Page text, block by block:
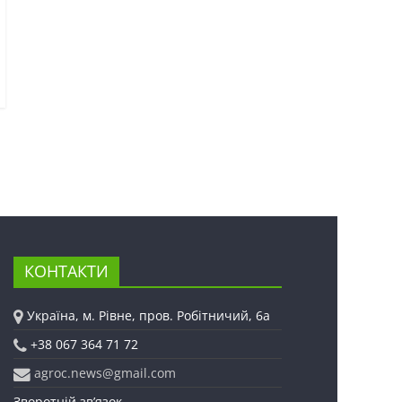
КОНТАКТИ
Україна, м. Рівне, пров. Робітничий, 6а
+38 067 364 71 72
agroc.news@gmail.com